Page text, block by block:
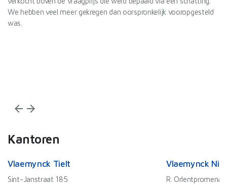
We hebben veel meer gekregen dan oorspronkelijk vooropgesteld
was.
arrow_back arrow_forward
Kantoren
Vlaemynck Tielt
Sint-Janstraat 185
Vlaemynck
R.